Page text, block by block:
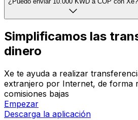
Simplificamos las
dinero
Xe te ayuda a realizar
extranjero por Internet, de forma
comisiones bajas
Empezar
Descarga la aplicación